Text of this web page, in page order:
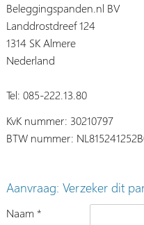
Beleggingspanden.nl BV
Landdrostdreef 124
1314 SK Almere
Nederland
Tel: 085-222.13.80
KvK nummer: 30210797
BTW nummer:
Aanvraag: Verzeker dit
Naam *